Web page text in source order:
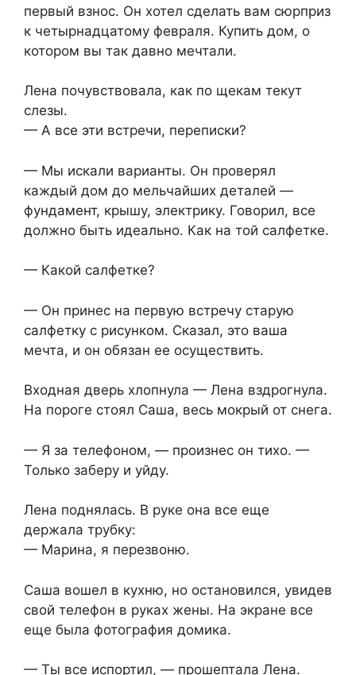
первый взнос. Он хотел сделать вам сюрприз
к четырнадцатому февраля. Купить дом, о
котором вы так давно мечтали.
Лена почувствовала, как по щекам текут
слезы.
— А все эти встречи, переписки?
— Мы искали варианты. Он проверял
каждый дом до мельчайших деталей —
фундамент, крышу, электрику. Говорил, все
должно быть идеально. Как на той салфетке.
— Какой салфетке?
— Он принес на первую встречу старую
салфетку с рисунком. Сказал, это ваша
мечта, и он обязан ее осуществить.
Входная дверь хлопнула — Лена вздрогнула.
На пороге стоял Саша, весь мокрый от снега.
— Я за телефоном, — произнес он тихо. —
Только заберу и уйду.
Лена поднялась. В руке она все еще
держала трубку:
— Марина, я перезвоню.
Саша вошел в кухню, но остановился, увидев
свой телефон в руках жены. На экране все
еще была фотография домика.
— Ты все испортил, — прошептала Лена.